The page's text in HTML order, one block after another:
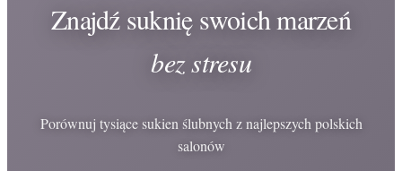
Znajdź suknię swoich marzeń
bez stresu
Porównuj tysiące sukien ślubnych z najlepszych polskich
salonów